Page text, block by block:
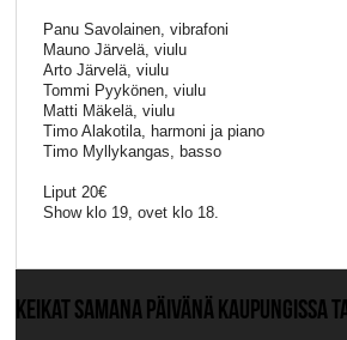
Panu Savolainen, vibrafoni
Mauno Järvelä, viulu
Arto Järvelä, viulu
Tommi Pyykönen, viulu
Matti Mäkelä, viulu
Timo Alakotila, harmoni ja piano
Timo Myllykangas, basso
Liput 20€
Show klo 19, ovet klo 18.
KEIKAT SAMANA PÄIVÄNÄ KAUPUNGISSA